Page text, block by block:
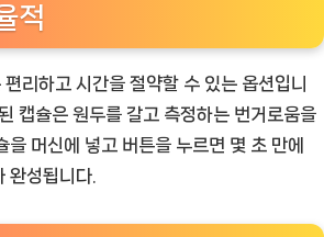
적
리하고 시간을 절약할 수 있는 옵션입니
캡슐은 원두를 갈고 측정하는 번거로움을
을 머신에 넣고 버튼을 누르면 몇 초 만에
완성됩니다.